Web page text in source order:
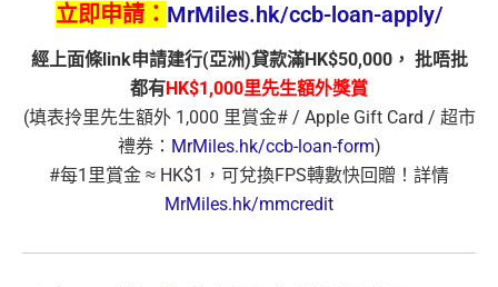
立即申請： MrMiles.hk/ccb-loan-apply/
經上面條link申請建行(亞洲)貸款滿HK$50,000， 批唔批
都有HK$1,000里先生額外獎賞
(填表拎里先生額外 1,000 里賞金# / Apple Gift Card / 超市
禮券： MrMiles.hk/ccb-loan-form)
#每1里賞金 ≈ HK$1，可兌換FPS轉數快回贈！詳情
MrMiles.hk/mmcredit